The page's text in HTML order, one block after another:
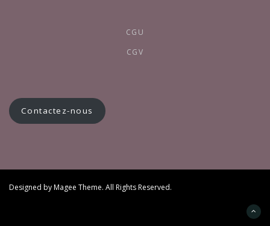
CGU
CGV
Contactez-nous
Designed byMagee Theme. All Rights Reserved.